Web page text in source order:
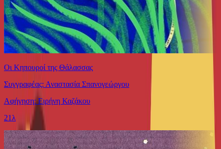
Οι Κηπουροί της Θάλασσας
Συγγραφέας: Αναστασία Σπανογεώργου
Αφήγηση: Ειρήνη Καζάκου
21λ